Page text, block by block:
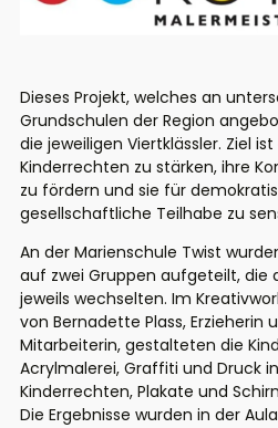
Dieses Projekt, welches an
Grundschulen der Region
die jeweiligen Viertklässler. Ziel
Kinderrechten zu stärken, ihre
zu fördern und sie für
gesellschaftliche Teilhabe zu
An der Marienschule Twist
auf zwei Gruppen aufgeteilt, die
jeweils wechselten. Im
von Bernadette Plass, Erzieherin
Mitarbeiterin, gestalteten die
Acrylmalerei, Graffiti und Druck
Kinderrechten, Plakate und
Die Ergebnisse wurden in der